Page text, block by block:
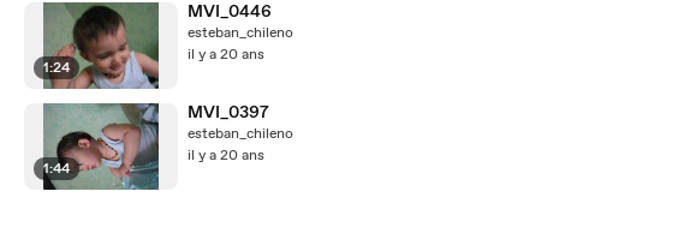
1:24
MVI_0446
esteban_chileno
il y a 20 ans
1:44
MVI_0397
esteban_chileno
il y a 20 ans